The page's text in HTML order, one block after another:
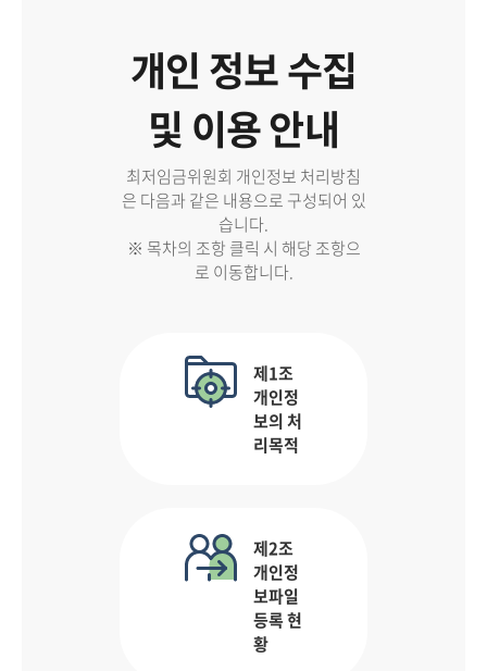
개인 정보 수집
및 이용 안내
최저임금위원회 개인정보 처리방침
은 다음과 같은 내용으로 구성되어 있
습니다.
※ 목차의 조항 클릭 시 해당 조항으
로 이동합니다.
제1조
개인정
보의 처
리목적
제2조
개인정
보파일
등록 현
황